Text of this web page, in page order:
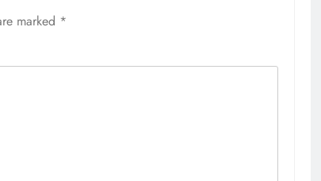
marked *